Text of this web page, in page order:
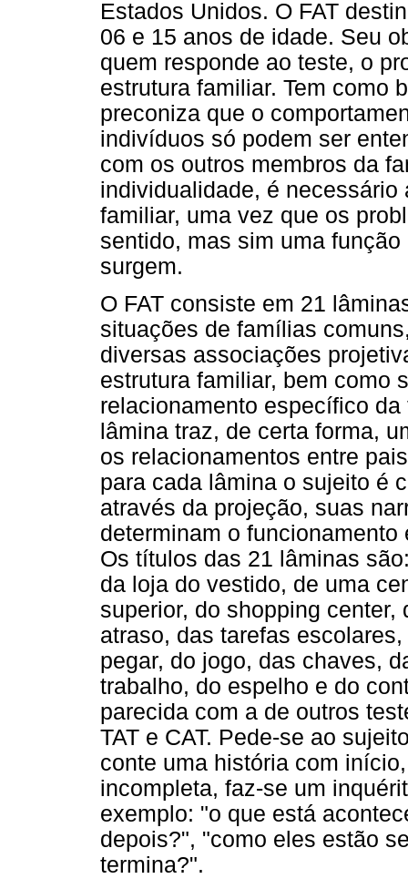
Estados Unidos. O FAT
06 e 15 anos de idade. Seu
quem responde ao teste, o
estrutura familiar. Tem como
preconiza que o
indivíduos só podem ser
com os outros membros da
individualidade, é
familiar, uma vez que os
sentido, mas sim uma
surgem.
O FAT consiste em 21
situações de famílias
diversas associações
estrutura familiar, bem como
relacionamento específico
lâmina traz, de certa forma,
os relacionamentos entre
para cada lâmina o sujeito é
através da projeção, suas
determinam o
Os títulos das 21 lâminas
da loja do vestido, de uma
superior, do shopping
atraso, das tarefas
pegar, do jogo, das chaves,
trabalho, do espelho e do
parecida com a de outros
TAT e CAT. Pede-se ao
conte uma história com
incompleta, faz-se um
exemplo: "o que está
depois?", "como eles estão
termina?".